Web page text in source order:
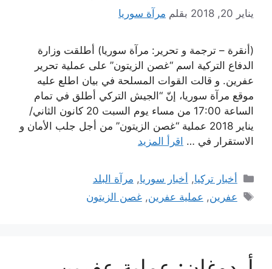
يناير 20, 2018 بقلم مرآة سوريا
(أنقرة – ترجمة و تحرير: مرآة سوريا) أطلقت وزارة
الدفاع التركية اسم “غصن الزيتون” على عملية تحرير
عفرين. و قالت القوات المسلحة في بيان اطلع عليه
موقع مرآة سوريا، إنّ “الجيش التركي أطلق في تمام
الساعة 17:00 من مساء يوم السبت 20 كانون الثاني/
يناير 2018 عملية “غصن الزيتون” من أجل جلب الأمان و
الاستقرار في … اقرأ المزيد
التصنيفات
أخبار تركيا, أخبار سوريا, مرآة البلد
الوسوم
عفرين, عملية عفرين,غصن الزيتون